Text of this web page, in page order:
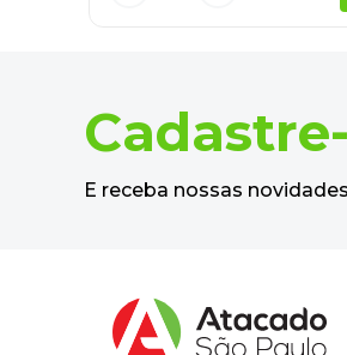
E receba nossas